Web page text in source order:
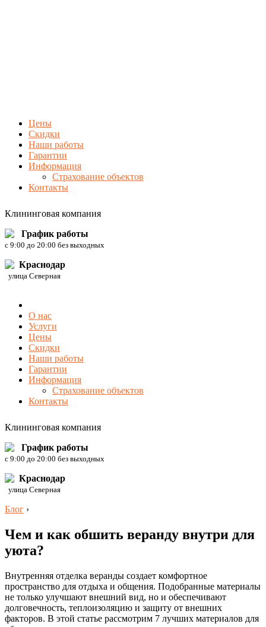
Цены
Скидки
Наши работы
Гарантии
Информация
Страхование объектов
Контакты
Клининговая компания
График работы
c 9:00 до 20:00 без выходных
Краснодар
улица Северная
О нас
Услуги
Цены
Скидки
Наши работы
Гарантии
Информация
Страхование объектов
Контакты
Клининговая компания
График работы
c 9:00 до 20:00 без выходных
Краснодар
улица Северная
Блог ›
Чем и как обшить веранду внутри для
уюта?
Внутренняя отделка веранды создает комфортное
пространство для отдыха и общения. Подобранные материалы
не только улучшают внешний вид, но и обеспечивают
долговечность, теплоизоляцию и защиту от внешних
факторов. В этой статье рассмотрим 7 лучших материалов для